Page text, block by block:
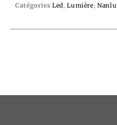
Catégories Led,Lumière,